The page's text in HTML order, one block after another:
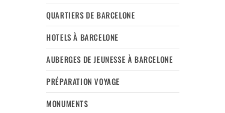
QUARTIERS DE BARCELONE
HOTELS À BARCELONE
AUBERGES DE JEUNESSE À BARCELONE
PRÉPARATION VOYAGE
MONUMENTS